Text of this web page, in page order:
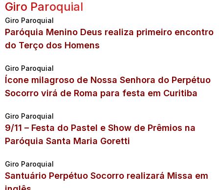
Giro Paroquial
Giro Paroquial
Paróquia Menino Deus realiza primeiro encontro
do Terço dos Homens
Giro Paroquial
Ícone milagroso de Nossa Senhora do Perpétuo
Socorro virá de Roma para festa em Curitiba
Giro Paroquial
9/11 – Festa do Pastel e Show de Prêmios na
Paróquia Santa Maria Goretti
Giro Paroquial
Santuário Perpétuo Socorro realizará Missa em